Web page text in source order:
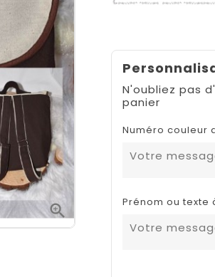

N'oubliez pas
panier
Numéro couleur
Prénom ou texte